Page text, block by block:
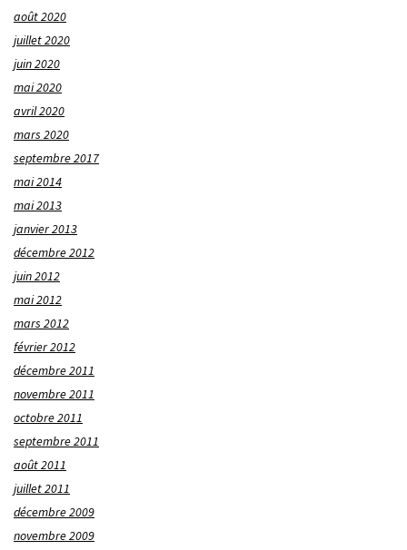
août 2020
juillet 2020
juin 2020
mai 2020
avril 2020
mars 2020
septembre 2017
mai 2014
mai 2013
janvier 2013
décembre 2012
juin 2012
mai 2012
mars 2012
février 2012
décembre 2011
novembre 2011
octobre 2011
septembre 2011
août 2011
juillet 2011
décembre 2009
novembre 2009